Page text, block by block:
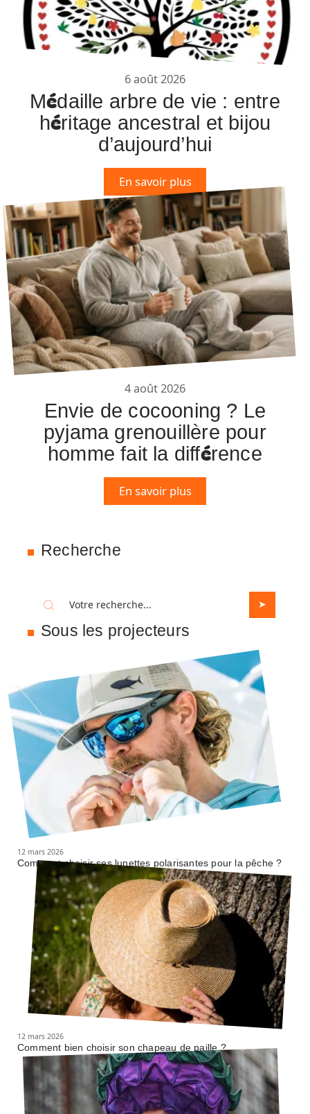
6 août 2026
Médaille arbre de vie : entre
héritage ancestral et bijou
d’aujourd’hui
En savoir plus
4 août 2026
Envie de cocooning ? Le
pyjama grenouillère pour
homme fait la différence
En savoir plus
Recherche
Sous les projecteurs
12 mars 2026
Comment choisir ses lunettes polarisantes pour la pêche ?
12 mars 2026
Comment bien choisir son chapeau de paille ?